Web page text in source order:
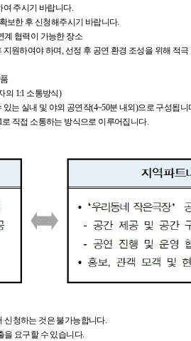
주시기 바랍니다.
보한 후 신청해주시기 바랍니다.
계 협력이 가능한 장소
원하여야 하며, 선정 후 공연 환경 조성을 위해 적
의 1:1 소통방식)
실내 및 야외 공연작(4~50분 내외)으로 구성됩니
직접 소통하는 방식으로 이루어집니다.
신청하는 것은 불가능합니다.
을 요구할 수 있습니다.